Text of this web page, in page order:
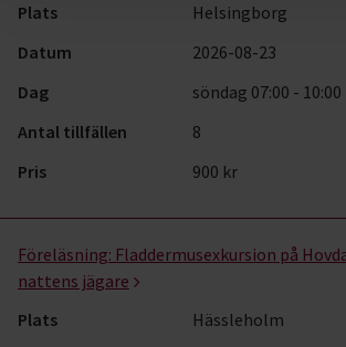
Plats
Helsingborg
Datum
2026-08-23
Dag
söndag 07:00 - 10:00
Antal tillfällen
8
Pris
900 kr
Föreläsning: Fladdermusexkursion på
nattens jägare
Plats
Hässleholm